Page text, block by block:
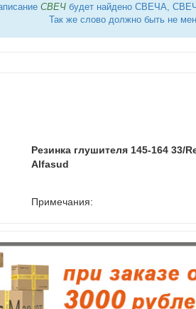
СВЕЧбудет найдено СВЕЧА,
Так же слово должно быть не
Резинка глушителя 145-164 33/
Alfasud
Примечания: